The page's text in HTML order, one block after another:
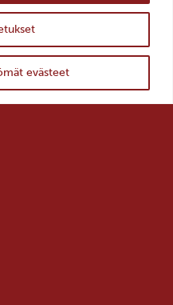
evästeet
ylös